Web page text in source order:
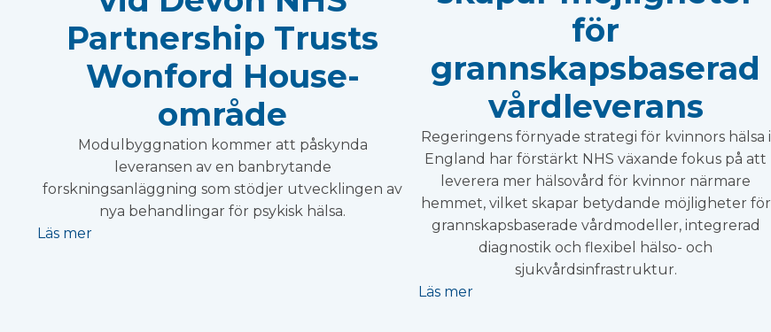
Partnership Trusts
Wonford House-
område
Modulbyggnation kommer att påskynda
leveransen av en banbrytande
forskningsanläggning som stödjer utvecklingen av
nya behandlingar för psykisk hälsa.
Läs mer
för
grannskapsbaserad
vårdleverans
Regeringens förnyade strategi för kvinnors hälsa i
England har förstärkt NHS växande fokus på att
leverera mer hälsovård för kvinnor närmare
hemmet, vilket skapar betydande möjligheter för
grannskapsbaserade vårdmodeller, integrerad
diagnostik och flexibel hälso- och
sjukvårdsinfrastruktur.
Läs mer